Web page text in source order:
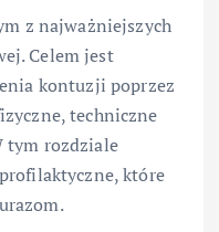
z najważniejszych
Celem jest
kontuzji poprzez
techniczne
tym rozdziale
które